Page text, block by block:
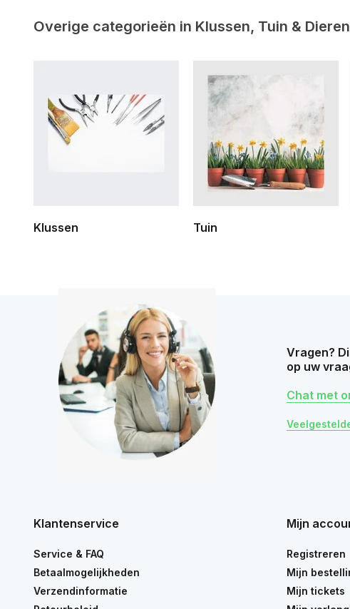
Overige categorieën in Klussen, Tuin & Dieren
Klussen Tuin
Vragen?
op uw
Chat met
Klantenservice
Service & FAQ
Betaalmogelijkheden
Verzendinformatie
Mijn
Registreren
Mijn
Mijn tickets